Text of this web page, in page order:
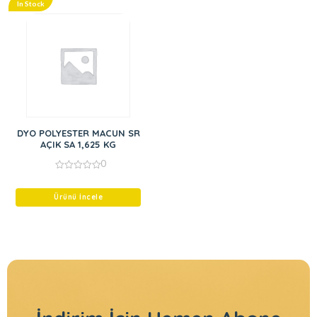
In Stock
DYO POLYESTER MACUN SR
AÇIK SA 1,625 KG
of
0
Ürünü İncele